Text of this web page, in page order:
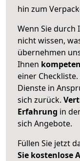
hin zum
Wenn Sie durch
nicht wissen,
übernehmen
Ihnen
einer Checkliste.
Dienste in
sich zurück.
Erfahrung in
sich Angebote.
Füllen Sie jetzt
Sie kostenlose